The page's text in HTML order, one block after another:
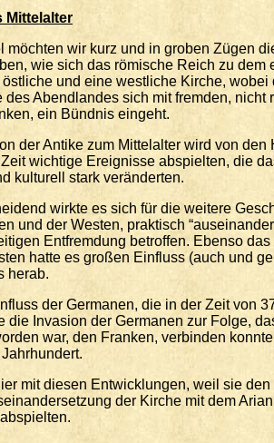
Mittelalter
möchten wir kurz und in groben Zügen
wie sich das römische Reich zu
und eine westliche Kirche,
des Abendlandes sich mit fremden,
ein Bündnis eingeht.
der Antike zum Mittelalter wird von
wichtige Ereignisse abspielten, die
kulturell stark veränderten.
wirkte es sich für die weitere
und der Westen, praktisch
Entfremdung betroffen. Ebenso
hatte es großen Einfluss (auch und
herab.
der Germanen, die in der Zeit von
die Invasion der Germanen zur Folge,
war, den Franken, verbinden
mit diesen Entwicklungen, weil sie
der Kirche mit dem